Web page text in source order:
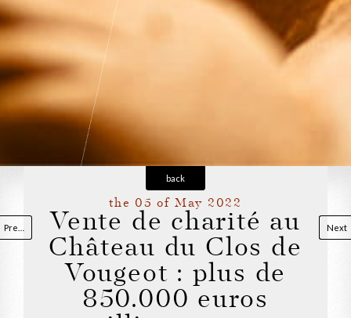
back
Next
the 05 of May 2022
Vente de charité au
Château du Clos de
Vougeot : plus de
850.000 euros